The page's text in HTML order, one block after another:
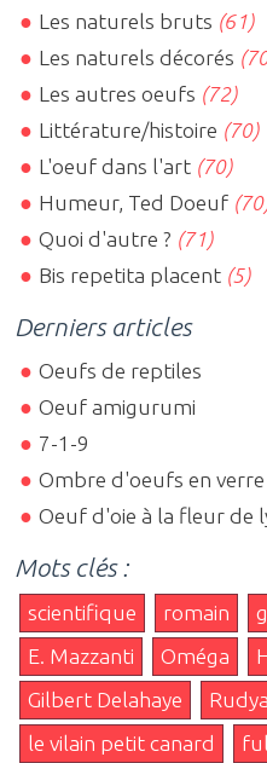
Les naturels bruts (61)
Les naturels décorés
Les autres oeufs (72)
Littérature/histoire (70)
L'oeuf dans l'art (70)
Humeur, Ted Doeuf
Quoi d'autre ? (71)
Bis repetita placent (5)
Derniers articles
Oeufs de reptiles
Oeuf amigurumi
7-1-9
Ombre d'oeufs en verre
Oeuf d'oie à la fleur de
Mots clés :
scientifique romain
E. Mazzanti
Oméga
Gilbert Delahaye
le vilain petit canard